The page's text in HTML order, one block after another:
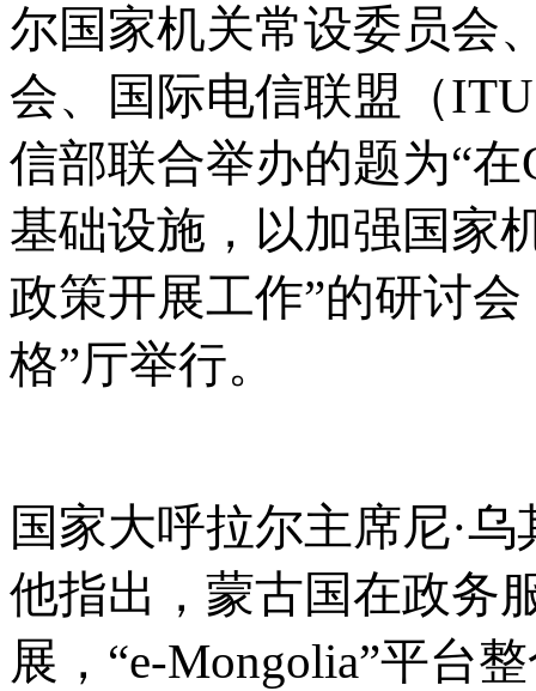
尔国家机关常设委员会
会、国际电信联盟（
信部联合举办的题为“
基础设施，以加强国家
政策开展工作”的研讨
格”厅举行。
国家大呼拉尔主席尼·
他指出，蒙古国在政务
展，“e-Mongolia”平台